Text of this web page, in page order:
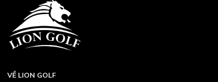
VỀ LION GOLF